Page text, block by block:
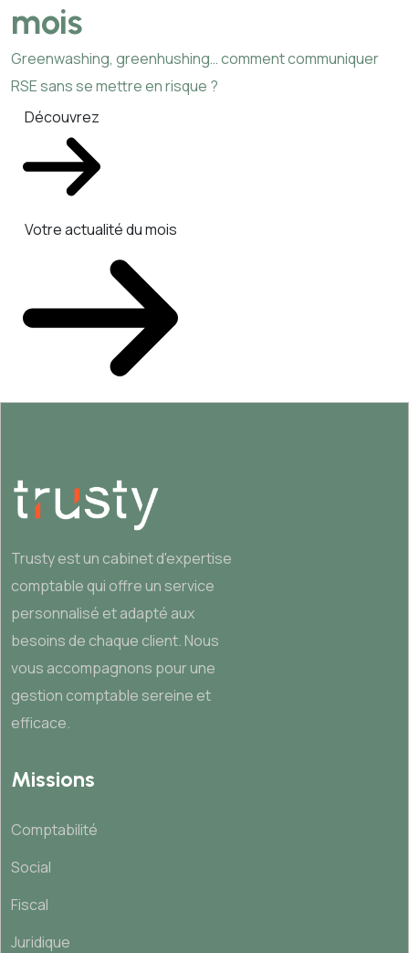
mois
Greenwashing, greenhushing… comment communiquer
RSE sans se mettre en risque ?
Découvrez
Votre actualité du mois
Trusty est un cabinet d'expertise
comptable qui offre un service
personnalisé et adapté aux
besoins de chaque client. Nous
vous accompagnons pour une
gestion comptable sereine et
efficace.
Missions
Comptabilité
Social
Fiscal
Juridique